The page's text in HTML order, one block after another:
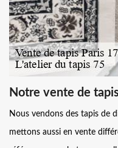
Notre vente de
Nous vendons des tapis de
mettons aussi en vente